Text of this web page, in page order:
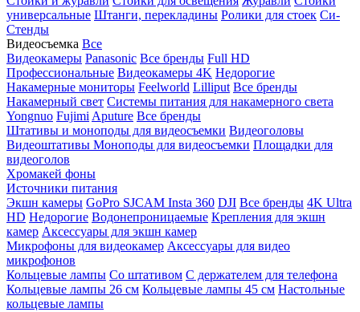
универсальные Штанги, перекладины Ролики для стоек Си-
Стенды
Видеосъемка Все
Видеокамеры Panasonic Все бренды Full HD
Профессиональные Видеокамеры 4K Недорогие
Накамерные мониторы Feelworld Lilliput Все бренды
Накамерный свет Системы питания для накамерного света
Yongnuo Fujimi Aputure Все бренды
Штативы и моноподы для видеосъемки Видеоголовы
Видеоштативы Моноподы для видеосъемки Площадки для
видеоголов
Хромакей фоны
Источники питания
Экшн камеры GoPro SJCAM Insta 360 DJI Все бренды 4K Ultra
HD Недорогие Водонепроницаемые Крепления для экшн
камер Аксессуары для экшн камер
Микрофоны для видеокамер Аксессуары для видео
микрофонов
Кольцевые лампы Со штативом C держателем для телефона
Кольцевые лампы 26 см Кольцевые лампы 45 см Настольные
кольцевые лампы